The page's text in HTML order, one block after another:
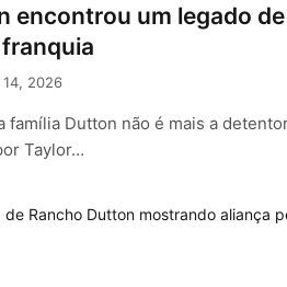
encontrou um legado
2026
família Dutton não é mais a
Taylor…